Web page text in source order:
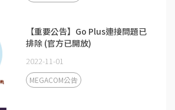
【重要公告】Go Plus連接問題已
排除 (官方已開放)
2022-11-01
MEGACOM公告